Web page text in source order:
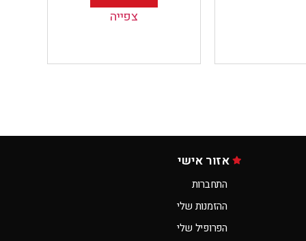
צפייה
אזור אישי
התחברות
ההזמנות שלי
הפרופיל שלי